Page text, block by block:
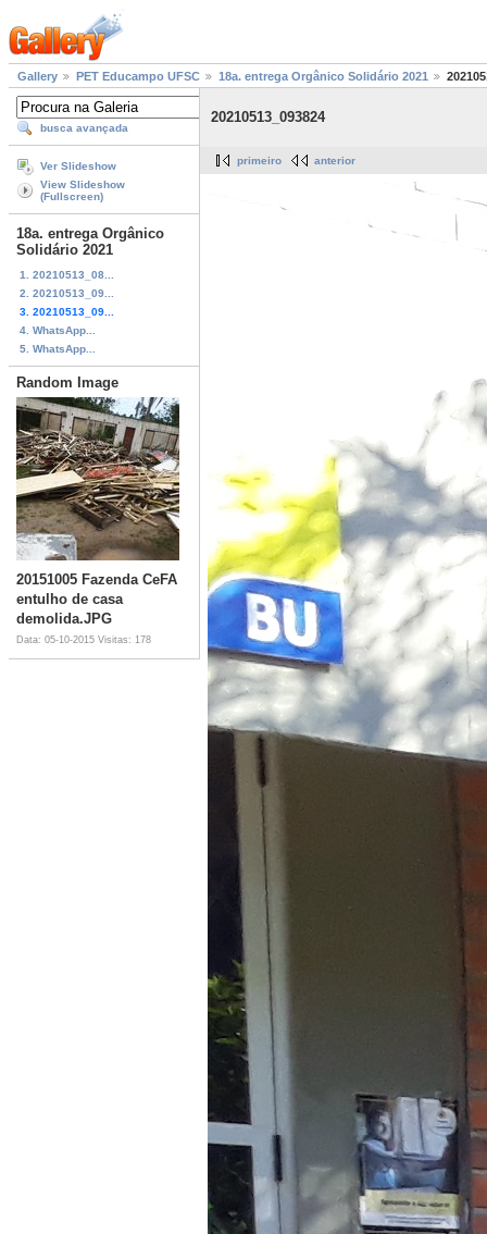
Gallery PET Educampo UFSC 18a. entrega Orgânico Solidário 2021
busca avançada
Ver Slideshow
View Slideshow
(Fullscreen)
18a. entrega Orgânico
Solidário 2021
1. 20210513_08...
2. 20210513_09...
3. 20210513_09...
4. WhatsApp...
5. WhatsApp...
Random Image
20151005 Fazenda CeFA
entulho de casa
demolida.JPG
Data: 05-10-2015 Visitas: 178
20210513_093824
primeiro anterior